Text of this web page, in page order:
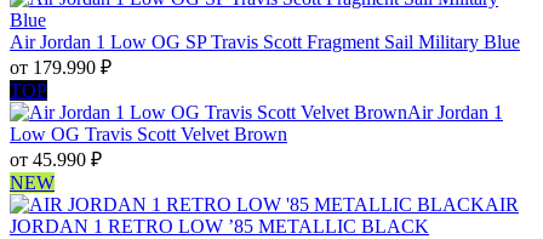
Air Jordan 1 Low OG SP Travis Scott Fragment Sail Military Blue
от 179.990 ₽
TOP
Air Jordan 1
Low OG Travis Scott Velvet Brown
от 45.990 ₽
NEW
AIR
JORDAN 1 RETRO LOW ’85 METALLIC BLACK